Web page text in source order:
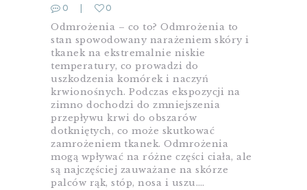
0
0
Odmrożenia – co to? Odmrożenia to
stan spowodowany narażeniem skóry i
tkanek na ekstremalnie niskie
temperatury, co prowadzi do
uszkodzenia komórek i naczyń
krwionośnych. Podczas ekspozycji na
zimno dochodzi do zmniejszenia
przepływu krwi do obszarów
dotkniętych, co może skutkować
zamrożeniem tkanek. Odmrożenia
mogą wpływać na różne części ciała, ale
są najczęściej zauważane na skórze
palców rąk, stóp, nosa i uszu.…